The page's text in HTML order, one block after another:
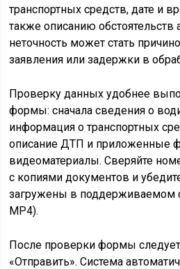
транспортных средств, дате и
также описанию
неточность может стать
заявления или задержки в
Проверку данных удобнее
формы: сначала сведения о
информация о транспортных
описание ДТП и приложенные
видеоматериалы. Сверяйте
с копиями документов и
загружены в поддерживаемом
MP4).
После проверки формы
«Отправить». Система